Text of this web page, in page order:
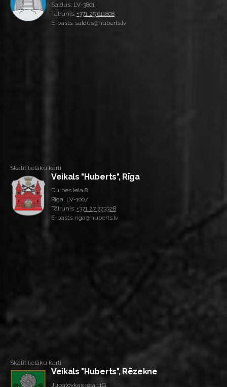
Saldus, LV-3801
Tālrunis: +371 25 611808
E-pasts: saldus@huberts.lv
Skatīt lielāku karti
Veikals "Huberts", Rīga
Durbes iela 8
Rīga, LV-1007
Tālrunis: +371 27 773328
E-pasts: riga@huberts.lv
Skatīt lielāku karti
Veikals "Huberts", Rēzekne
Jupatovkas iela 11G